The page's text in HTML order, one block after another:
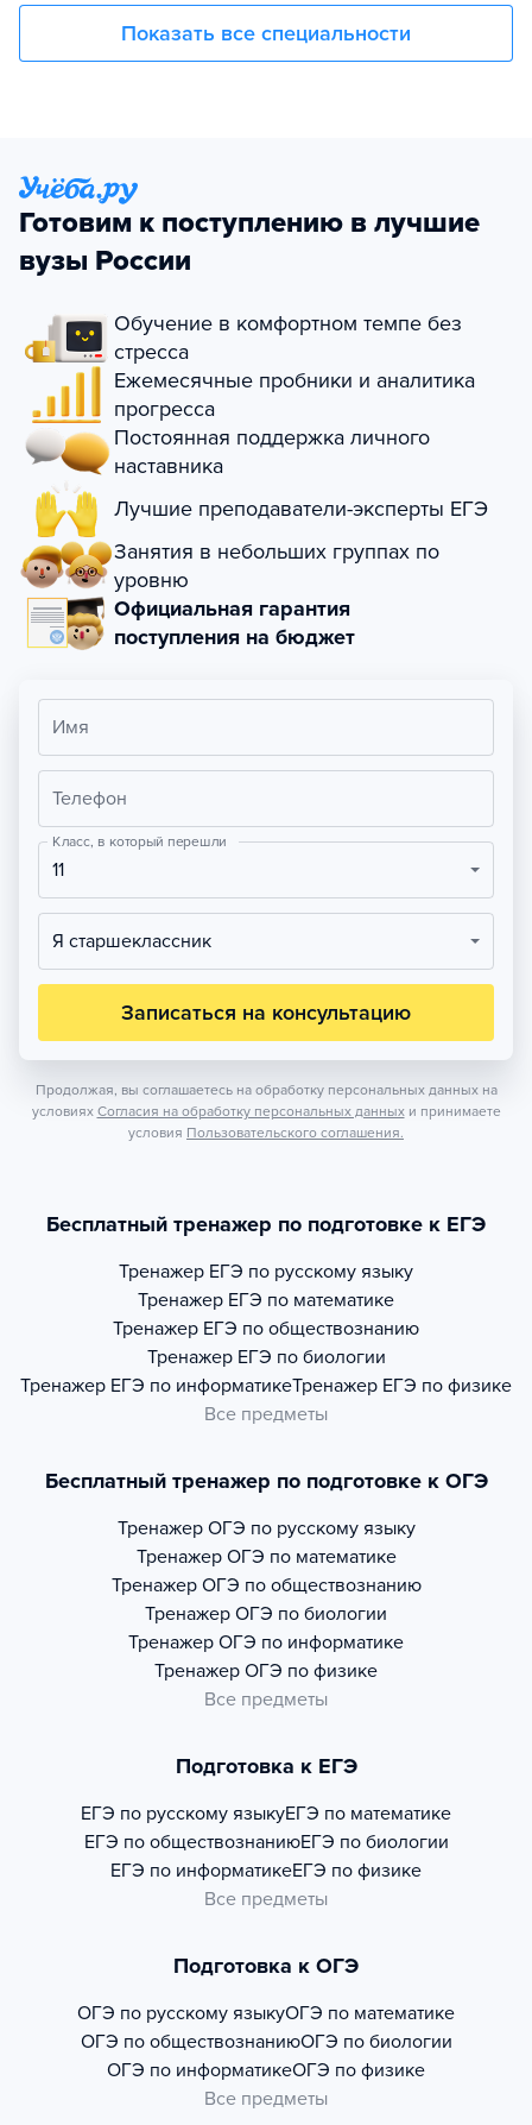
Показать все специальности
Готовим к поступлению в лучшие
вузы России
Обучение в комфортном темпе без
стресса
Ежемесячные пробники и аналитика
прогресса
Постоянная поддержка личного
наставника
Лучшие преподаватели-эксперты ЕГЭ
Занятия в небольших группах по
уровню
Официальная гарантия
поступления на бюджет
Имя
Телефон
Класс, в который перешли
11
Я старшеклассник
Записаться на консультацию
Продолжая, вы соглашаетесь на обработку персональных данных на
условиях Согласия на обработку персональных данных и принимаете
условия Пользовательского соглашения.
Бесплатный тренажер по подготовке к ЕГЭ
Тренажер ЕГЭ по русскому языку
Тренажер ЕГЭ по математике
Тренажер ЕГЭ по обществознанию
Тренажер ЕГЭ по биологии
Тренажер ЕГЭ по информатикеТренажер ЕГЭ по физике
Все предметы
Бесплатный тренажер по подготовке к ОГЭ
Тренажер ОГЭ по русскому языку
Тренажер ОГЭ по математике
Тренажер ОГЭ по обществознанию
Тренажер ОГЭ по биологии
Тренажер ОГЭ по информатике
Тренажер ОГЭ по физике
Все предметы
Подготовка к ЕГЭ
ЕГЭ по русскому языкуЕГЭ по математике
ЕГЭ по обществознаниюЕГЭ по биологии
ЕГЭ по информатикеЕГЭ по физике
Все предметы
Подготовка к ОГЭ
ОГЭ по русскому языкуОГЭ по математике
ОГЭ по обществознаниюОГЭ по биологии
ОГЭ по информатикеОГЭ по физике
Все предметы